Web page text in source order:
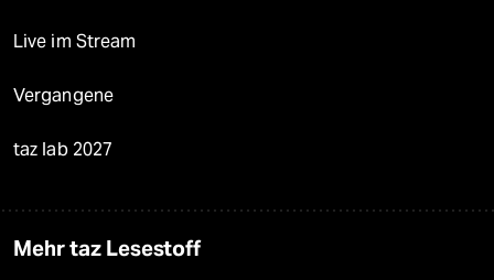
Live im Stream
Vergangene
taz lab 2027
Mehr taz Lesestoff